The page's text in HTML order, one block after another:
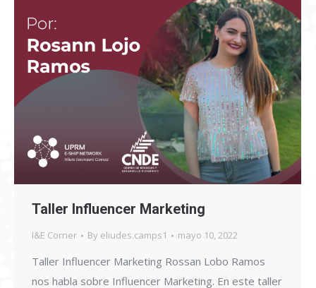
Taller Influencer Marketing
I&E Corner By eliudes.camps1 mayo 10, 2022
Taller Influencer Marketing Rossan Lobo Ramos
nos habla sobre Influencer Marketing. En este taller